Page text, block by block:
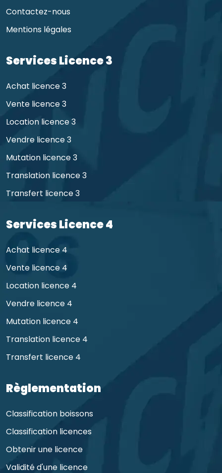
Contactez-nous
Mentions légales
Services Licence 3
Achat licence 3
Vente licence 3
Location licence 3
Vendre licence 3
Mutation licence 3
Translation licence 3
Transfert licence 3
Services Licence 4
Achat licence 4
Vente licence 4
Location licence 4
Vendre licence 4
Mutation licence 4
Translation licence 4
Transfert licence 4
Règlementation
Classification boissons
Classification licences
Obtenir une licence
Validité d'une licence